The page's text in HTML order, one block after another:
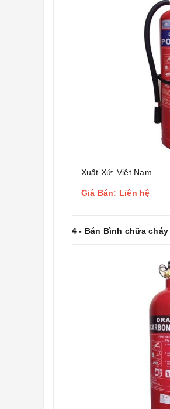
Xuất Xứ: Việt Nam
Giá Bán: Liên hệ
4 - Bán Bình chữa cháy